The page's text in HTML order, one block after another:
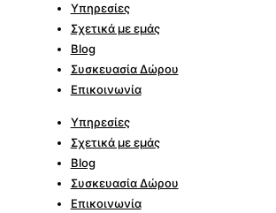
Υπηρεσίες
Σχετικά με εμάς
Blog
Συσκευασία Δώρου
Επικοινωνία
Υπηρεσίες
Σχετικά με εμάς
Blog
Συσκευασία Δώρου
Επικοινωνία